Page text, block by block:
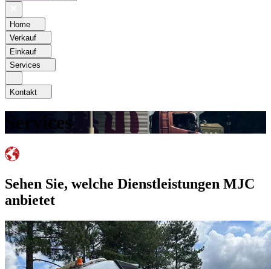
Home
Verkauf
Einkauf
Services
Kontakt
Services
Sehen Sie, welche Dienstleistungen MJC
anbietet